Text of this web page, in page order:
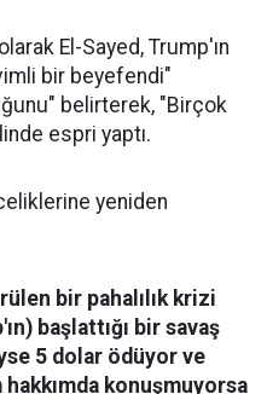
El-Sayed, Trump'ın
bir beyefendi"
belirterek, "Birçok
espri yaptı.
yeniden
bir pahalılık krizi
başlattığı bir savaş
5 dolar ödüyor ve
hakkımda konuşmuyorsa